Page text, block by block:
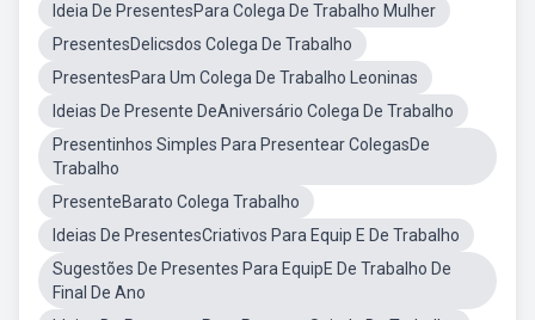
Ideia De PresentesPara Colega De Trabalho Mulher
PresentesDelicsdos Colega De Trabalho
PresentesPara Um Colega De Trabalho Leoninas
Ideias De Presente DeAniversário Colega De Trabalho
Presentinhos Simples Para Presentear ColegasDe
Trabalho
PresenteBarato Colega Trabalho
Ideias De PresentesCriativos Para Equip E De Trabalho
Sugestões De Presentes Para EquipE De Trabalho De
Final De Ano